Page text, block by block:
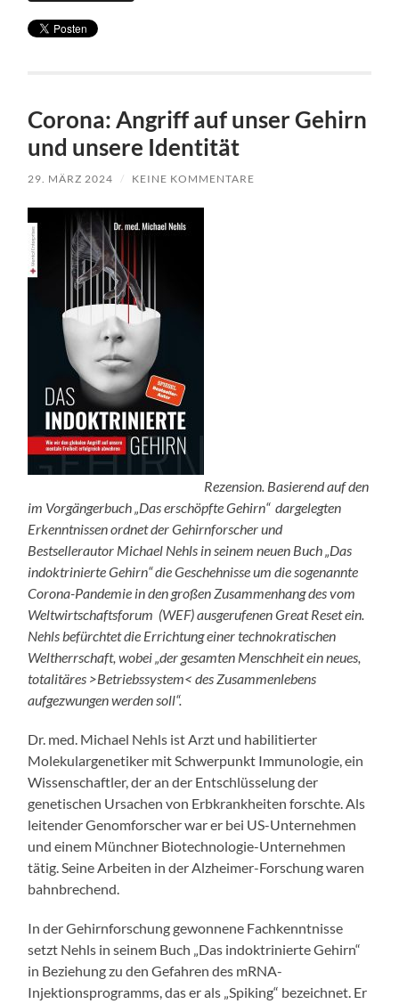
Corona: Angriff auf unser Gehirn
und unsere Identität
29. MÄRZ 2024 / KEINE KOMMENTARE
Rezension. Basierend auf den
im Vorgängerbuch „Das erschöpfte Gehirn“ dargelegten
Erkenntnissen ordnet der Gehirnforscher und
Bestsellerautor Michael Nehls in seinem neuen Buch „Das
indoktrinierte Gehirn“ die Geschehnisse um die sogenannte
Corona-Pandemie in den großen Zusammenhang des vom
Weltwirtschaftsforum (WEF) ausgerufenen Great Reset ein.
Nehls befürchtet die Errichtung einer technokratischen
Weltherrschaft, wobei „der gesamten Menschheit ein neues,
totalitäres >Betriebssystem< des Zusammenlebens
aufgezwungen werden soll“.
Dr. med. Michael Nehls ist Arzt und habilitierter
Molekulargenetiker mit Schwerpunkt Immunologie, ein
Wissenschaftler, der an der Entschlüsselung der
genetischen Ursachen von Erbkrankheiten forschte. Als
leitender Genomforscher war er bei US-Unternehmen
und einem Münchner Biotechnologie-Unternehmen
tätig. Seine Arbeiten in der Alzheimer-Forschung waren
bahnbrechend.
In der Gehirnforschung gewonnene Fachkenntnisse
setzt Nehls in seinem Buch „Das indoktrinierte Gehirn“
in Beziehung zu den Gefahren des mRNA-
Injektionsprogramms, das er als „Spiking“ bezeichnet. Er